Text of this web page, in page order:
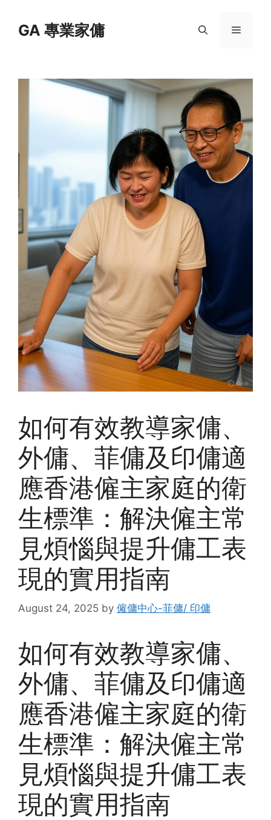
contentGA 專業家傭 Menu
如何有效教導家傭、
外傭、菲傭及印傭適
應香港僱主家庭的衛
生標準：解決僱主常
見煩惱與提升傭工表
現的實用指南
August 24, 2025 by 僱傭中心-菲傭/ 印傭
如何有效教導家傭、
外傭、菲傭及印傭適
應香港僱主家庭的衛
生標準：解決僱主常
見煩惱與提升傭工表
現的實用指南